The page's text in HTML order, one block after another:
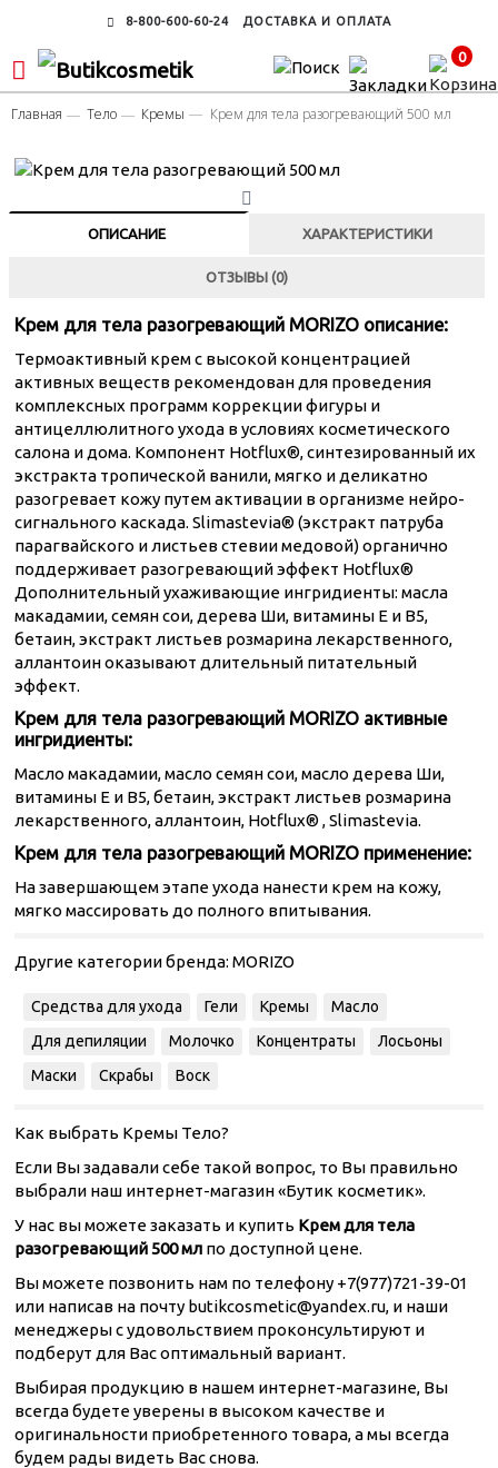
8-800-600-60-24 ДОСТАВКА И ОПЛАТА
0
Главная Тело Кремы Крем для тела разогревающий 500 мл
ОПИСАНИЕ ХАРАКТЕРИСТИКИ
ОТЗЫВЫ (0)
Крем для тела разогревающий MORIZO описание:
Термоактивный крем с высокой концентрацией
активных веществ рекомендован для проведения
комплексных программ коррекции фигуры и
антицеллюлитного ухода в условиях косметического
салона и дома. Компонент Hotflux®, синтезированный их
экстракта тропической ванили, мягко и деликатно
разогревает кожу путем активации в организме нейро-
сигнального каскада. Slimastevia® (экстракт патруба
парагвайского и листьев стевии медовой) органично
поддерживает разогревающий эффект Hotflux®
Дополнительный ухаживающие ингридиенты: масла
макадамии, семян сои, дерева Ши, витамины Е и В5,
бетаин, экстракт листьев розмарина лекарственного,
аллантоин оказывают длительный питательный
эффект.
Крем для тела разогревающий MORIZO активные
ингридиенты:
Масло макадамии, масло семян сои, масло дерева Ши,
витамины Е и В5, бетаин, экстракт листьев розмарина
лекарственного, аллантоин, Hotflux® , Slimastevia.
Крем для тела разогревающий MORIZO применение:
На завершающем этапе ухода нанести крем на кожу,
мягко массировать до полного впитывания.
Другие категории бренда: MORIZO
Средства для ухода Гели Кремы
Масло
Для депиляции
Молочко Концентраты
Лосьоны
Маски
Скрабы Воск
Как выбрать Кремы Тело?
Если Вы задавали себе такой вопрос, то Вы правильно
выбрали наш интернет-магазин «Бутик косметик».
У нас вы можете заказать и купить Крем для тела
разогревающий 500 мл по доступной цене.
Вы можете позвонить нам по телефону +7(977)721-39-01
или написав на почту butikcosmetic@yandex.ru, и наши
менеджеры с удовольствием проконсультируют и
подберут для Вас оптимальный вариант.
Выбирая продукцию в нашем интернет-магазине, Вы
всегда будете уверены в высоком качестве и
оригинальности приобретенного товара, а мы всегда
будем рады видеть Вас снова.